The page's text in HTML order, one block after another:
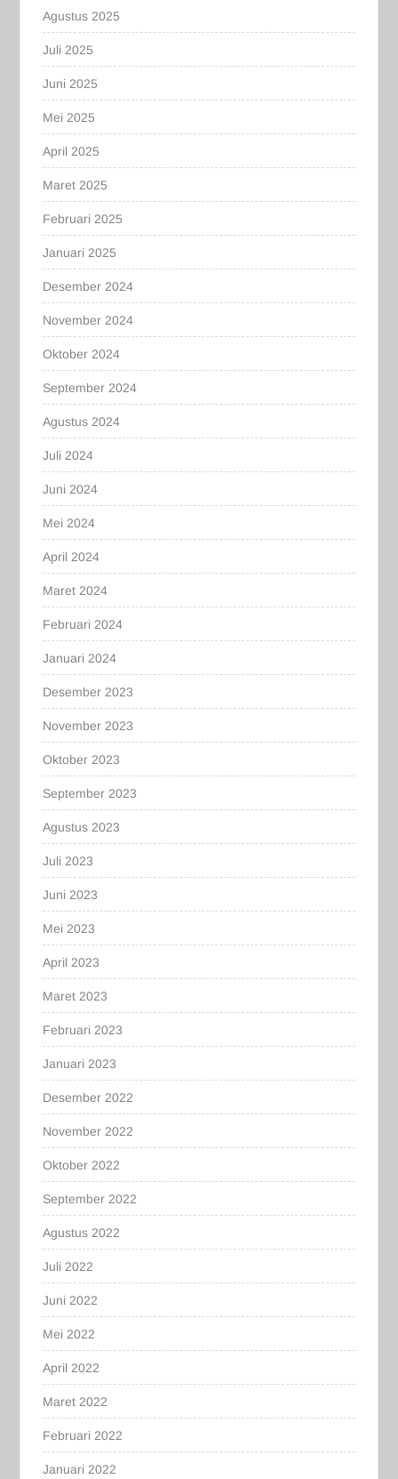
Agustus 2025
Juli 2025
Juni 2025
Mei 2025
April 2025
Maret 2025
Februari 2025
Januari 2025
Desember 2024
November 2024
Oktober 2024
September 2024
Agustus 2024
Juli 2024
Juni 2024
Mei 2024
April 2024
Maret 2024
Februari 2024
Januari 2024
Desember 2023
November 2023
Oktober 2023
September 2023
Agustus 2023
Juli 2023
Juni 2023
Mei 2023
April 2023
Maret 2023
Februari 2023
Januari 2023
Desember 2022
November 2022
Oktober 2022
September 2022
Agustus 2022
Juli 2022
Juni 2022
Mei 2022
April 2022
Maret 2022
Februari 2022
Januari 2022